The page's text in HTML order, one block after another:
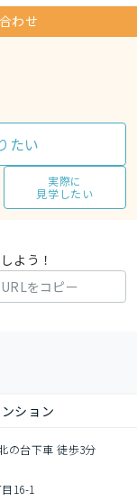
わせ
たい
実際に
見学したい
よう！
URLをコピー
ション
の台下車 徒歩3分
16-1